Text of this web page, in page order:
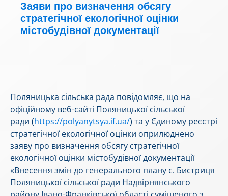
Заяви про визначення обсягу
стратегічної екологічної оцінки
містобудівної документації
Поляницька сільська рада повідомляє, що на
офіційному веб-сайті Поляницької сільської
ради (https://polyanytsya.if.ua/) та у Єдиному реєстрі
стратегічної екологічної оцінки оприлюднено
заяву про визначення обсягу стратегічної
екологічної оцінки містобудівної документації
«Внесення змін до генерального плану с. Бистриця
Поляницької сільської ради Надвірнянського